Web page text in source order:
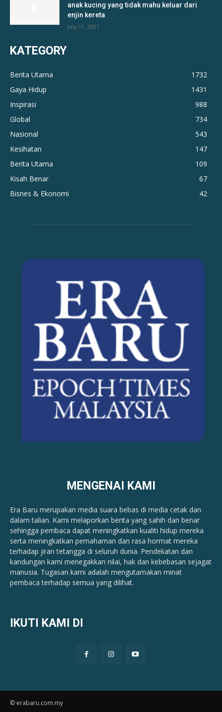
anak kucing yang tidak mahu keluar dari
enjin kereta
July 11, 2021
KATEGORY
Berita Utama
1732
Gaya Hidup
1431
Inspirasi
988
Global
734
Nasional
543
Kesihatan
147
Berita Utama
109
Kisah Benar
67
Bisnes & Ekonomi
42
MENGENAI KAMI
Era Baru merupakan media suara bebas di media cetak dan
dalam talian. Kami melaporkan berita yang sahih dan benar ​​
sehingga pembaca dapat meningkatkan kualiti hidup mereka
serta meningkatkan pemahaman dan rasa hormat mereka
terhadap jiran tetangga di seluruh dunia. Pendekatan dan
kandungan kami menegakkan nilai, hak dan kebebasan sejagat
manusia. Tugasan kami adalah mengutamakan minat
pembaca terhadap semua yang dilihat.
IKUTI KAMI DI
© erabaru.com.my